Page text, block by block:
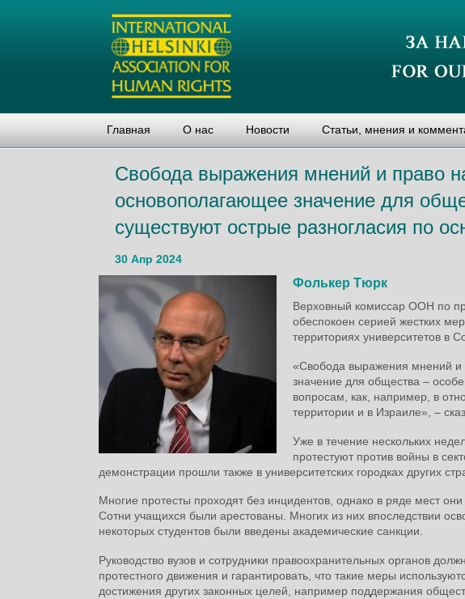
Главная О нас Новости Статьи, мнения и
Свобода выражения мнений и право
основополагающее значение для
существуют острые разногласия по
30 Апр 2024
Фолькер Тюрк
Верховный комиссар ООН по
обеспокоен серией жестких
территориях университетов в
«Свобода выражения мнений
значение для общества –
вопросам, как, например, в
территории и в Израиле», –
Уже в течение нескольких
протестуют против войны в
демонстрации прошли также в университетских городках других
Многие протесты проходят без инцидентов, однако в ряде мест
Сотни учащихся были арестованы. Многих из них впоследствии
некоторых студентов были введены академические санкции.
Руководство вузов и сотрудники правоохранительных органов
протестного движения и гарантировать, что такие меры
достижения других законных целей, например поддержания